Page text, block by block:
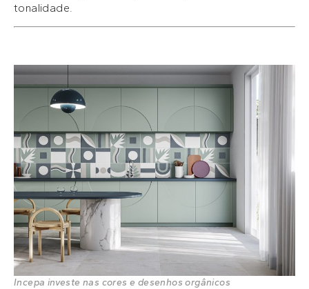
tonalidade.
Incepa investe nas cores e desenhos orgânicos